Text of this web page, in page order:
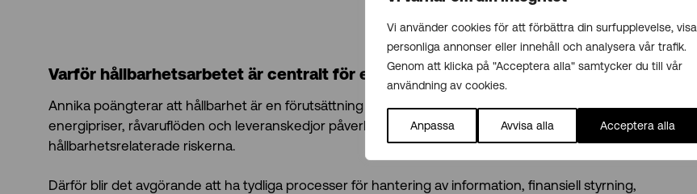
Vi använder cookies för att förbättra din surfupplevelse, visa
personliga annonser eller innehåll och analysera vår trafik.
Genom att klicka på "Acceptera alla" samtycker du till vår
användning av cookies.
Anpassa Avvisa alla Acceptera alla
Varför hållbarhetsarbetet är centralt för ekonomifunktionen
Annika poängterar att hållbarhet är en förutsättning för långsiktig motståndskraft. När exempelvis
energipriser, råvaruflöden och leveranskedjor påverkas av geopolitiken ökar också de
hållbarhetsrelaterade riskerna.
Därför blir det avgörande att ha tydliga processer för hantering av information, finansiell styrning,